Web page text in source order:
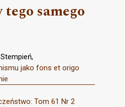
samego
jako fons et origo
Tom 61 Nr 2